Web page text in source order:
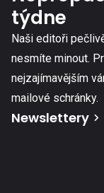
týdne
Naši editoři
nesmíte minout.
nejzajímavějším
mailové schránky.
Newslettery